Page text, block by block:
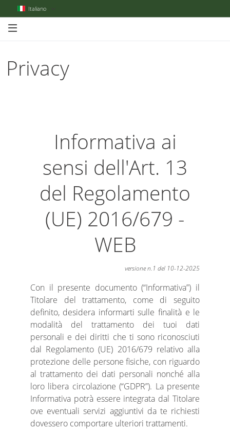
Italiano
Privacy
Informativa ai
sensi dell'Art. 13
del Regolamento
(UE) 2016/679 -
WEB
versione n.1 del 10-12-2025
Con il presente documento (“Informativa”) il
Titolare del trattamento, come di seguito
definito, desidera informarti sulle finalità e le
modalità del trattamento dei tuoi dati
personali e dei diritti che ti sono riconosciuti
dal Regolamento (UE) 2016/679 relativo alla
protezione delle persone fisiche, con riguardo
al trattamento dei dati personali nonché alla
loro libera circolazione (“GDPR”). La presente
Informativa potrà essere integrata dal Titolare
ove eventuali servizi aggiuntivi da te richiesti
dovessero comportare ulteriori trattamenti.